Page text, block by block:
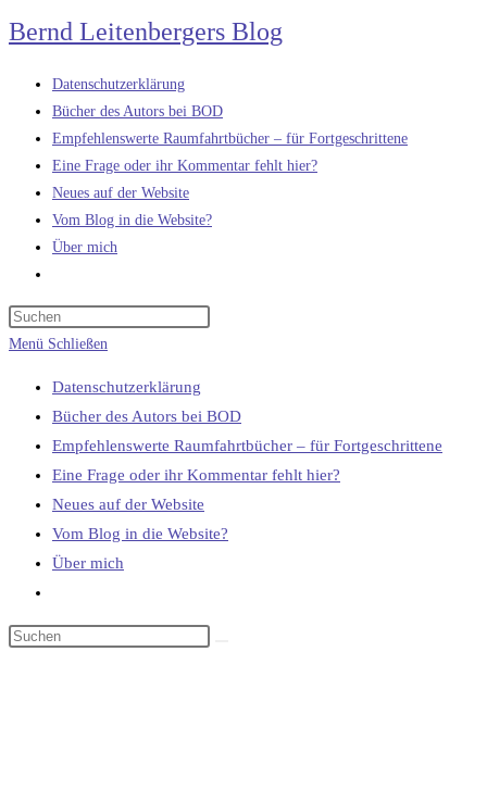
Zum
Inhalt
springen
Bernd Leitenbergers Blog
Datenschutzerklärung
Bücher des Autors bei BOD
Empfehlenswerte Raumfahrtbücher – für Fortgeschrittene
Eine Frage oder ihr Kommentar fehlt hier?
Neues auf der Website
Vom Blog in die Website?
Über mich
umschalten
Menü Schließen
Datenschutzerklärung
Bücher des Autors bei BOD
Empfehlenswerte Raumfahrtbücher – für Fortgeschrittene
Eine Frage oder ihr Kommentar fehlt hier?
Neues auf der Website
Vom Blog in die Website?
Über mich
umschalten